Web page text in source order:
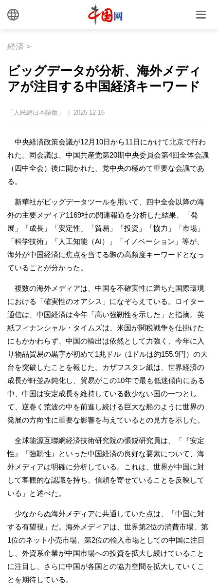
経済 >
ビッグデータが分析、海外メディ
アが注目する中国経済キーワード
「人民網日本語版」 | 2025-12-16
中央経済政策会議が12月10日から11日にかけて北京で行わ
れた。同会議は、中国共産党第20期中央委員会第4回全体会議
（四中全会）後に開かれた、党中央の極めて重要な会議であ
る。
新華社がビッグデータツールを用いて、四中全会以降の海
外の主要メディア1169社の関連報道を分析した結果、「発
展」「成長」「安定性」「貿易」「投資」「協力」「市場」
「科学技術」「人工知能（AI）」「イノベーション」等が、
海外が中国経済に焦点を当てる際の高頻度キーワードとなっ
ていることが分かった。
複数の海外メディアは、中国を不確実性に満ちた国際環境
における「確実性のオアシス」になぞらえている。ロイター
通信は、中国経済は今年「高い強靭性を示した」と指摘。英
紙フィナンシャル・タイムズは、米国が関税戦争を仕掛けた
にもかかわらず、中国の輸出は依然として力強く、今年に入
り物品貿易の黒字が初めて1兆ドル（1ドルは約155.9円）の大
台を突破したことを報じた。カザフスタン紙は、世界経済の
成長が軒並み鈍化し、貿易がこの10年で最も低迷傾向にある
中、中国は安定成長を維持している数少ない国の一つとし
て、逆巻く荒波の中を前進し続ける巨大な船のように世界の
発展の方向性に重要な影響を与えているとの見方を示した。
全球能源互聯網経済技術研究院の張鋭研究員は、「『安定
性』『強靭性』といった中国経済の良好な要素について、海
外メディアは明確に分析している。これは、世界が中国に対
して客観的な認識を持ち、信頼を寄せていることを反映して
いる」と述べた。
少なからぬ海外メディアに共通していた点は、「中国に対
する有望視」だ。海外メディアは、世界第2位の消費市場、第
1位のネット小売市場、第2位の輸入市場としての中国に注目
し、外資系企業が中国市場への投資を拡大し続けていること
に注目し、さらに中国が各国との協力空間を拡大していくこ
とを期待している。